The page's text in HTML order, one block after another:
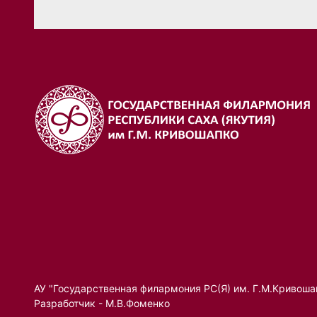
АУ "Государственная филармония РС(Я) им.
Разработчик - М.В.Фоменко